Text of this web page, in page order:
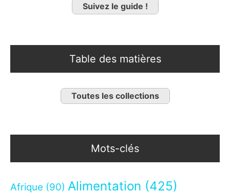
Suivez le guide !
Table des matières
Toutes les collections
Mots-clés
Afrique (90) Alimentation (425)